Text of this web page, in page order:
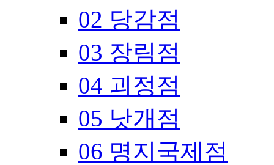
02 당감점
03 장림점
04 괴정점
05 낫개점
06 명지국제점